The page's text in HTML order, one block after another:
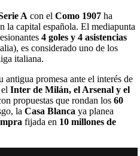
A con el Como 1907 ha
la capital española. El mediapunta
4 goles y 4 asistencias
es considerado uno de los
italiana.
antigua promesa ante el interés de
Inter de Milán, el Arsenal y el
propuestas que rondan los 60
la Casa Blanca ya planea
fijada en 10 millones de